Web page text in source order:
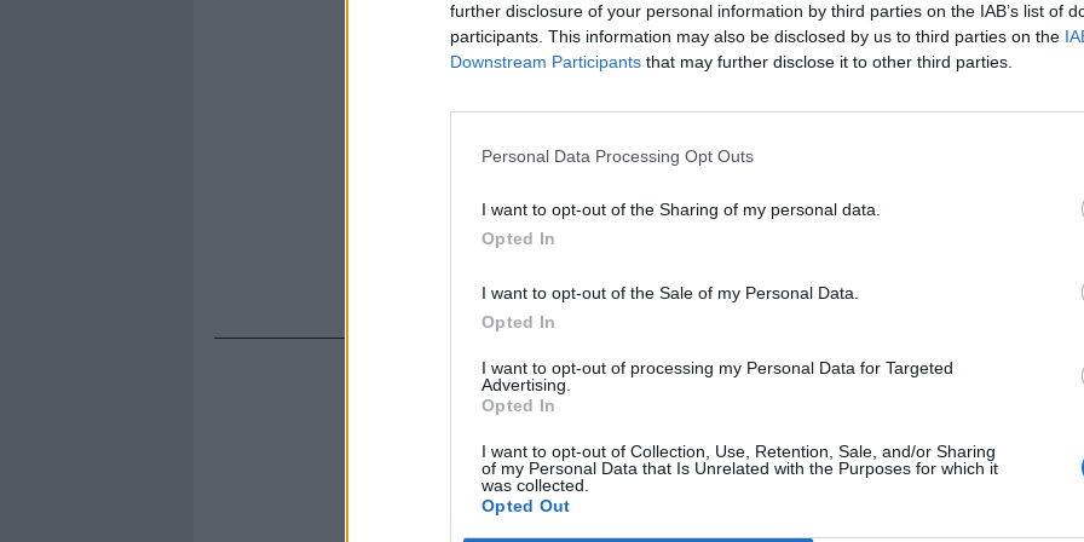
further disclosure of your personal information by third parties on the IAB’s list of
participants. This information may also be disclosed by us to third parties on the
Downstream Participants that may further disclose it to other third parties.
Personal Data Processing Opt Outs
I want to opt-out of the Sharing of my personal data.
Opted In
I want to opt-out of the Sale of my Personal Data.
Opted In
I want to opt-out of processing my Personal Data for Targeted
Advertising.
Opted In
I want to opt-out of Collection, Use, Retention, Sale, and/or Sharing
of my Personal Data that Is Unrelated with the Purposes for which it
was collected.
Opted Out
Trump, Meloni e la strategia